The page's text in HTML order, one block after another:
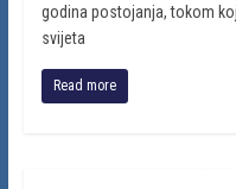
godina postojanja, tokom
svijeta
Read more